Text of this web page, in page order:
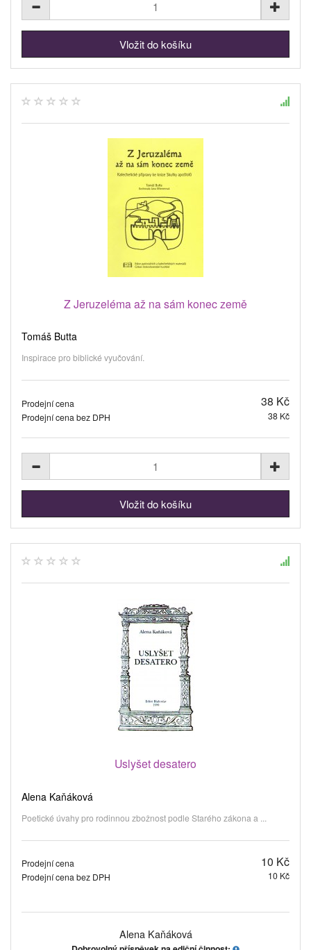
Z Jeruzeléma až na sám konec země
Tomáš Butta
Inspirace pro biblické vyučování.
Prodejní cena 38 Kč
Prodejní cena bez DPH 38 Kč
Uslyšet desatero
Alena Kaňáková
Poetické úvahy pro rodinnou zbožnost podle Starého zákona a ...
Prodejní cena 10 Kč
Prodejní cena bez DPH 10 Kč
Alena Kaňáková